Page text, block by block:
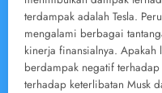
terdampak adalah Tesla.
mengalami berbagai
kinerja finansialnya.
berdampak negatif
terhadap keterlibatan Musk